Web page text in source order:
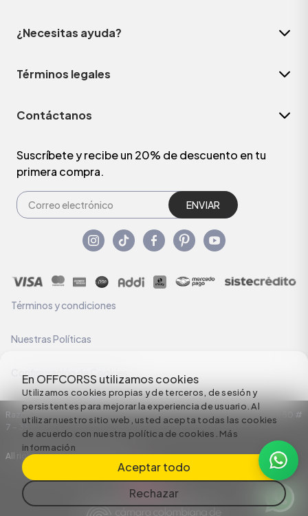
En OFFCORSS utilizamos cookies
Utilizamos cookies propias y de terceros, de sesión y
persistentes para mejorar la experiencia de usuario. Al
utilizar nuestro sitio web, usted acepta todas las cookies
de acuerdo con nuestra política de cookies. Más
información
Aceptar todo
Rechazar
¿Necesitas ayuda?
Términos legales
Contáctanos
Suscríbete y recibe un 20% de descuento en tu
primera compra.
ENVIAR
Términos y condiciones
Nuestras Políticas
Configuración de Cookies
Razón Social: C.I HERMECO S.A. NIT: 890924167-6 Dirección: Carrera 50 #
7 – 35
All rights reserved empowered by